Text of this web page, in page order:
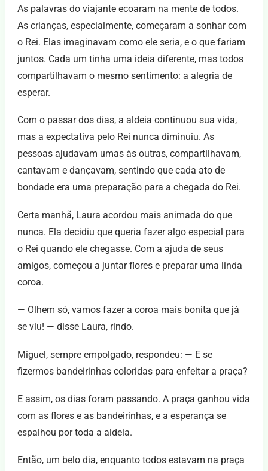
As palavras do viajante ecoaram na mente de todos.
As crianças, especialmente, começaram a sonhar com
o Rei. Elas imaginavam como ele seria, e o que fariam
juntos. Cada um tinha uma ideia diferente, mas todos
compartilhavam o mesmo sentimento: a alegria de
esperar.
Com o passar dos dias, a aldeia continuou sua vida,
mas a expectativa pelo Rei nunca diminuiu. As
pessoas ajudavam umas às outras, compartilhavam,
cantavam e dançavam, sentindo que cada ato de
bondade era uma preparação para a chegada do Rei.
Certa manhã, Laura acordou mais animada do que
nunca. Ela decidiu que queria fazer algo especial para
o Rei quando ele chegasse. Com a ajuda de seus
amigos, começou a juntar flores e preparar uma linda
coroa.
— Olhem só, vamos fazer a coroa mais bonita que já
se viu! — disse Laura, rindo.
Miguel, sempre empolgado, respondeu: — E se
fizermos bandeirinhas coloridas para enfeitar a praça?
E assim, os dias foram passando. A praça ganhou vida
com as flores e as bandeirinhas, e a esperança se
espalhou por toda a aldeia.
Então, um belo dia, enquanto todos estavam na praça